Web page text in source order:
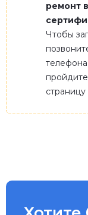
ремонт
Чтобы
телефона
страницу